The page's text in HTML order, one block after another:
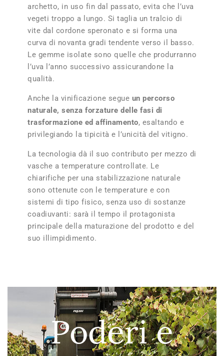
archetto, in uso fin dal passato, evita che l’uva
vegeti troppo a lungo. Si taglia un tralcio di
vite dal cordone speronato e si forma una
curva di novanta gradi tendente verso il basso.
Le gemme isolate sono quelle che produrranno
l’uva l’anno successivo assicurandone la
qualità.
Anche la vinificazione segue un percorso
naturale, senza forzature delle fasi di
trasformazione ed affinamento, esaltando e
privilegiando la tipicità e l’unicità del vitigno.
La tecnologia dà il suo contributo per mezzo di
vasche a temperature controllate. Le
chiarifiche per una stabilizzazione naturale
sono ottenute con le temperature e con
sistemi di tipo fisico, senza uso di sostanze
coadiuvanti: sarà il tempo il protagonista
principale della maturazione del prodotto e del
suo illimpidimento.
Poderi e